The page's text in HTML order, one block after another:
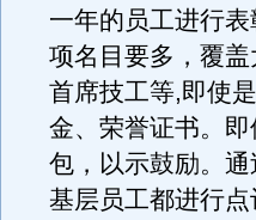
一年的员工进行
项名目要多，覆
首席技工等,即使
金、荣誉证书。
包，以示鼓励。
基层员工都进行